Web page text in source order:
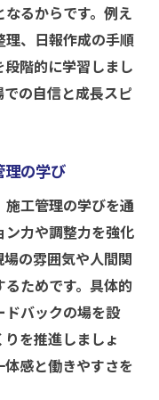
るからです。例え
、日報作成の手順
階的に学習しまし
の自信と成長スピ
理の学び
工管理の学びを通
ン力や調整力を強化
の雰囲気や人間関
ためです。具体的
ドバックの場を設
を推進しましょ
感と働きやすさを